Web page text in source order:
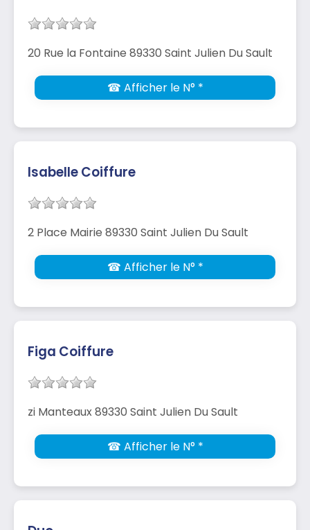
20 Rue la Fontaine 89330 Saint Julien Du Sault
☎ Afficher le N° *
Isabelle Coiffure
2 Place Mairie 89330 Saint Julien Du Sault
☎ Afficher le N° *
Figa Coiffure
zi Manteaux 89330 Saint Julien Du Sault
☎ Afficher le N° *